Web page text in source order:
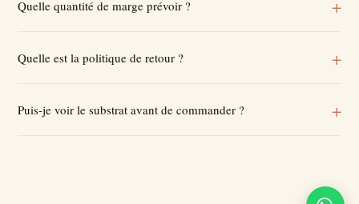
Quelle quantité de marge prévoir ?
Quelle est la politique de retour ?
Puis-je voir le substrat avant de commander ?